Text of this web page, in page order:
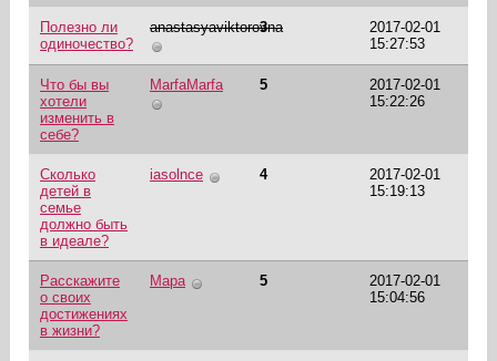
Полезно ли
одиночество?
anastasyaviktorovna
3
2017-02-01
15:27:53
Что бы вы
хотели
изменить в
себе?
MarfaMarfa 5
2017-02-01
15:22:26
Сколько
детей в
семье
должно быть
в идеале?
iasolnce 4
2017-02-01
15:19:13
Расскажите
о своих
достижениях
в жизни?
Мара 5
2017-02-01
15:04:56